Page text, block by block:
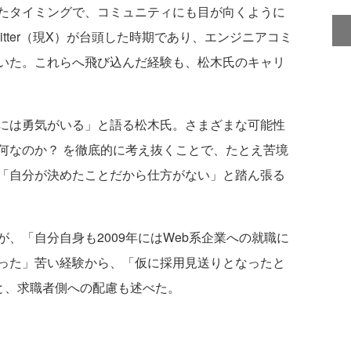
イミングで、コミュニティにも目が向くように
（現X）が台頭した時期であり、エンジニアコミ
。これらへ飛び込んだ経験も、松木氏のキャリ
勇気がいる」と語る松木氏。さまざまな可能性
なのか？ を徹底的に考え抜くことで、たとえ苦境
自分が決めたことだから仕方がない」と踏ん張る
「自分自身も2009年にはWeb系企業への就職に
」苦い経験から、「仮に採用見送りとなったと
求職者側への配慮も述べた。